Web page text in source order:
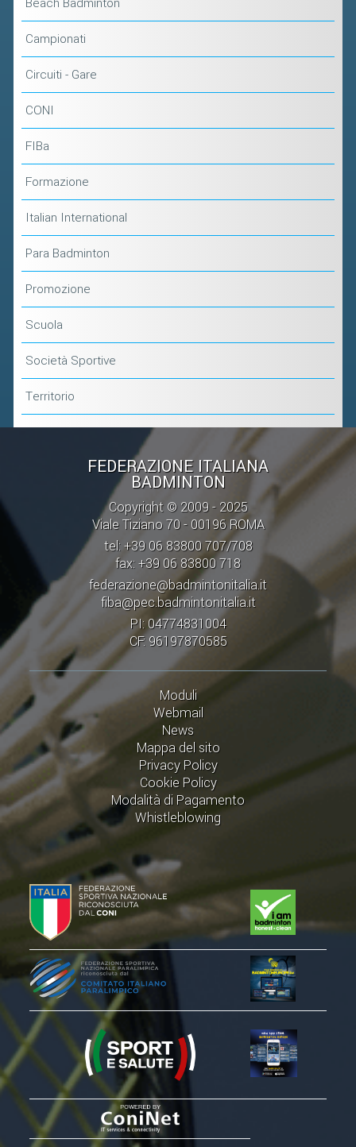
Campionati
Circuiti - Gare
CONI
FIBa
Formazione
Italian International
Para Badminton
Promozione
Scuola
Società Sportive
Territorio
FEDERAZIONE ITALIANA
BADMINTON
Copyright © 2009 - 2025
Viale Tiziano 70 - 00196 ROMA
tel: +39 06 83800 707/708
fax: +39 06 83800 718
federazione@badmintonitalia.it
fiba@pec.badmintonitalia.it
PI: 04774831004
CF: 96197870585
Moduli
Webmail
News
Mappa del sito
Privacy Policy
Cookie Policy
Modalità di Pagamento
Whistleblowing